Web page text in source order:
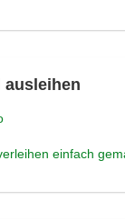
ausleihen
einfach